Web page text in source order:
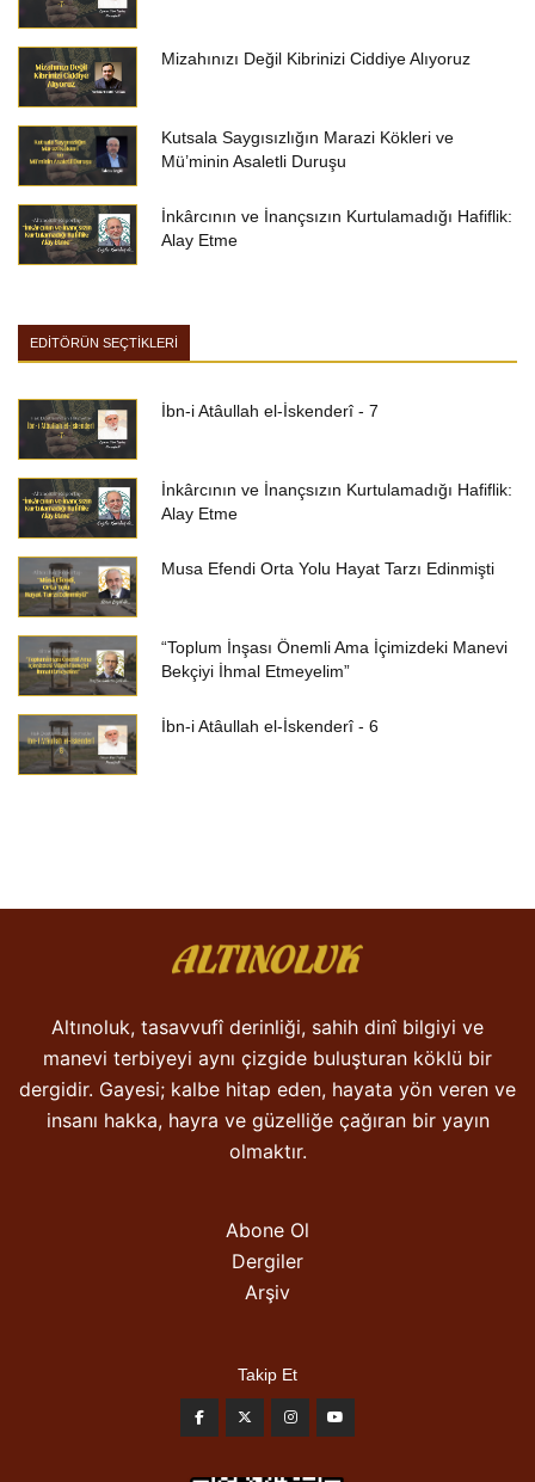
Mizahınızı Değil Kibrinizi Ciddiye Alıyoruz
Kutsala Saygısızlığın Marazi Kökleri ve
Mü’minin Asaletli Duruşu
İnkârcının ve İnançsızın Kurtulamadığı Hafiflik:
Alay Etme
EDİTÖRÜN SEÇTİKLERİ
İbn-i Atâullah el-İskenderî - 7
İnkârcının ve İnançsızın Kurtulamadığı Hafiflik:
Alay Etme
Musa Efendi Orta Yolu Hayat Tarzı Edinmişti
“Toplum İnşası Önemli Ama İçimizdeki Manevi
Bekçiyi İhmal Etmeyelim”
İbn-i Atâullah el-İskenderî - 6
Altınoluk, tasavvufî derinliği, sahih dinî bilgiyi ve
manevi terbiyeyi aynı çizgide buluşturan köklü bir
dergidir. Gayesi; kalbe hitap eden, hayata yön veren ve
insanı hakka, hayra ve güzelliğe çağıran bir yayın
olmaktır.
Abone Ol
Dergiler
Arşiv
Takip Et